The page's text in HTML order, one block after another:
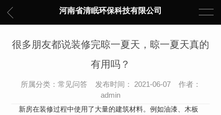
河南省清眠环保科技有限公司
很多朋友都说装修完晾一夏天，晾一夏天真的
有用吗？
所属分类：常见问答 发布时间： 2021-06-07 作者：
admin
新房在装修过程中使用了大量的建筑材料。例如油漆、木板